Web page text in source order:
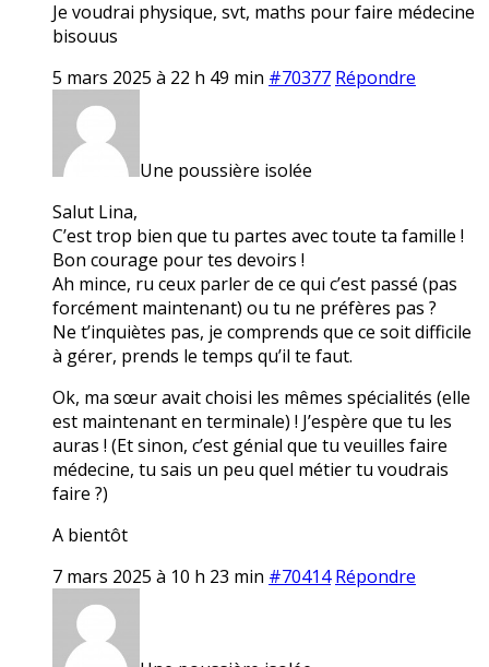
Je voudrai physique, svt, maths pour faire médecine
bisouus
5 mars 2025 à 22 h 49 min #70377 Répondre
Une poussière isolée
Salut Lina,
C’est trop bien que tu partes avec toute ta famille !
Bon courage pour tes devoirs !
Ah mince, ru ceux parler de ce qui c’est passé (pas
forcément maintenant) ou tu ne préfères pas ?
Ne t’inquiètes pas, je comprends que ce soit difficile
à gérer, prends le temps qu’il te faut.
Ok, ma sœur avait choisi les mêmes spécialités (elle
est maintenant en terminale) ! J’espère que tu les
auras ! (Et sinon, c’est génial que tu veuilles faire
médecine, tu sais un peu quel métier tu voudrais
faire ?)
A bientôt
7 mars 2025 à 10 h 23 min #70414 Répondre